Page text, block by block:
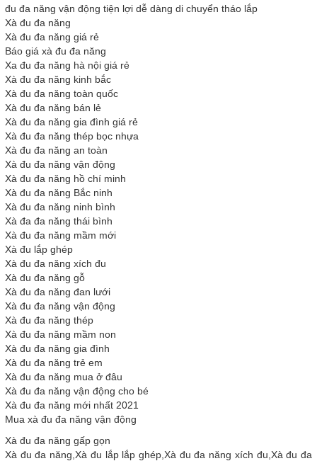
đu đa năng vận động tiện lợi dễ dàng di chuyển tháo lắp
Xà đu đa năng
Xà đu đa năng giá rẻ
Báo giá xà đu đa năng
Xa đu đa năng hà nội giá rẻ
Xà đu đa năng kinh bắc
Xà đu đa năng toàn quốc
Xà đu đa năng bán lẻ
Xà đu đa năng gia đình giá rẻ
Xà đu đa năng thép bọc nhựa
Xà đu đa năng an toàn
Xà đu đa năng vận động
Xà đu đa năng hồ chí minh
Xà đu đa năng Bắc ninh
Xà đu đa năng ninh bình
Xà đa đa năng thái bình
Xà đu đa năng mầm mới
Xà đu lắp ghép
Xà đu đa năng xích đu
Xà đu đa năng gỗ
Xà đu đa năng đan lưới
Xà đu đa năng vận động
Xà đu đa năng thép
Xà đu đa năng mầm non
Xà đu đa năng gia đình
Xà đu đa năng trẻ em
Xà đu đa năng mua ở đâu
Xà đu đa năng vận động cho bé
Xà đu đa năng mới nhất 2021
Mua xà đu đa năng vận động
Xà đu đa năng gấp gọn
Xà đu đa năng,Xà đu lắp lắp ghép,Xà đu đa năng xích đu,Xà đu đa